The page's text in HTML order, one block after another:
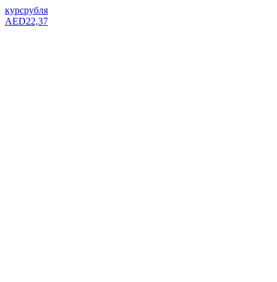
курсрубля
AED22,37